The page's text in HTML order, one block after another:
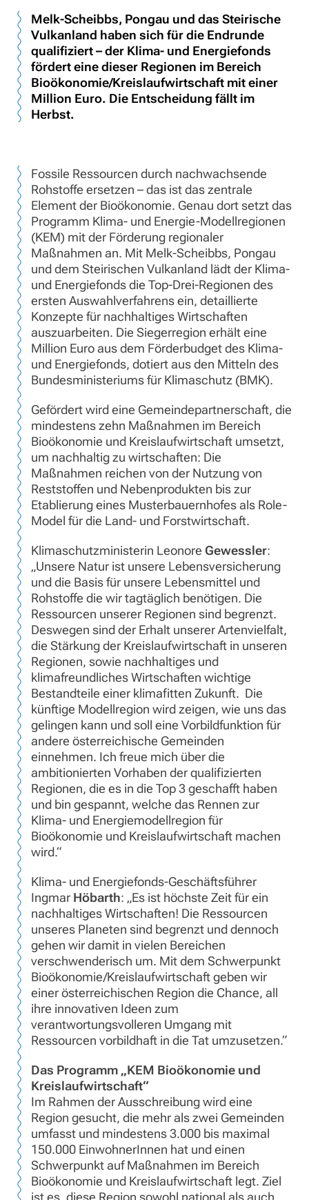
Melk-Scheibbs, Pongau und das Steirische
Vulkanland haben sich für die Endrunde
qualifiziert – der Klima- und Energiefonds
fördert eine dieser Regionen im Bereich
Bioökonomie/Kreislaufwirtschaft mit einer
Million Euro. Die Entscheidung fällt im
Herbst.
Fossile Ressourcen durch nachwachsende
Rohstoffe ersetzen – das ist das zentrale
Element der Bioökonomie. Genau dort setzt das
Programm Klima- und Energie-Modellregionen
(KEM) mit der Förderung regionaler
Maßnahmen an. Mit Melk-Scheibbs, Pongau
und dem Steirischen Vulkanland lädt der Klima-
und Energiefonds die Top-Drei-Regionen des
ersten Auswahlverfahrens ein, detaillierte
Konzepte für nachhaltiges Wirtschaften
auszuarbeiten. Die Siegerregion erhält eine
Million Euro aus dem Förderbudget des Klima-
und Energiefonds, dotiert aus den Mitteln des
Bundesministeriums für Klimaschutz (BMK).
Gefördert wird eine Gemeindepartnerschaft, die
mindestens zehn Maßnahmen im Bereich
Bioökonomie und Kreislaufwirtschaft umsetzt,
um nachhaltig zu wirtschaften: Die
Maßnahmen reichen von der Nutzung von
Reststoffen und Nebenprodukten bis zur
Etablierung eines Musterbauernhofes als Role-
Model für die Land- und Forstwirtschaft.
Klimaschutzministerin Leonore Gewessler:
„Unsere Natur ist unsere Lebensversicherung
und die Basis für unsere Lebensmittel und
Rohstoffe die wir tagtäglich benötigen. Die
Ressourcen unserer Regionen sind begrenzt.
Deswegen sind der Erhalt unserer Artenvielfalt,
die Stärkung der Kreislaufwirtschaft in unseren
Regionen, sowie nachhaltiges und
klimafreundliches Wirtschaften wichtige
Bestandteile einer klimafitten Zukunft. Die
künftige Modellregion wird zeigen, wie uns das
gelingen kann und soll eine Vorbildfunktion für
andere österreichische Gemeinden
einnehmen. Ich freue mich über die
ambitionierten Vorhaben der qualifizierten
Regionen, die es in die Top 3 geschafft haben
und bin gespannt, welche das Rennen zur
Klima- und Energiemodellregion für
Bioökonomie und Kreislaufwirtschaft machen
wird.“
Klima- und Energiefonds-Geschäftsführer
Ingmar Höbarth: „Es ist höchste Zeit für ein
nachhaltiges Wirtschaften! Die Ressourcen
unseres Planeten sind begrenzt und dennoch
gehen wir damit in vielen Bereichen
verschwenderisch um. Mit dem Schwerpunkt
Bioökonomie/Kreislaufwirtschaft geben wir
einer österreichischen Region die Chance, all
ihre innovativen Ideen zum
verantwortungsvolleren Umgang mit
Ressourcen vorbildhaft in die Tat umzusetzen.“
Das Programm „KEM Bioökonomie und
Kreislaufwirtschaft“
Im Rahmen der Ausschreibung wird eine
Region gesucht, die mehr als zwei Gemeinden
umfasst und mindestens 3.000 bis maximal
150.000 EinwohnerInnen hat und einen
Schwerpunkt auf Maßnahmen im Bereich
Bioökonomie und Kreislaufwirtschaft legt. Ziel
ist es, diese Region sowohl national als auch